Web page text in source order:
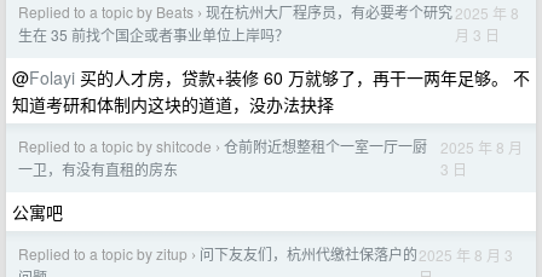
Replied to a topic by Beats › 现在杭州大厂程序员，有必要考个研究
生在 35 前找个国企或者事业单位上岸吗？
2025 年 8
月 3 日
@Folayi 买的人才房，贷款+装修 60 万就够了，再干一两年足够。 不
知道考研和体制内这块的道道，没办法抉择
Replied to a topic by shitcode › 仓前附近想整租个一室一厅一厨
一卫，有没有直租的房东
2025 年 8 月
3 日
公寓吧
Replied to a topic by zitup › 问下友友们，杭州代缴社保落户的2025 年 8 月 3